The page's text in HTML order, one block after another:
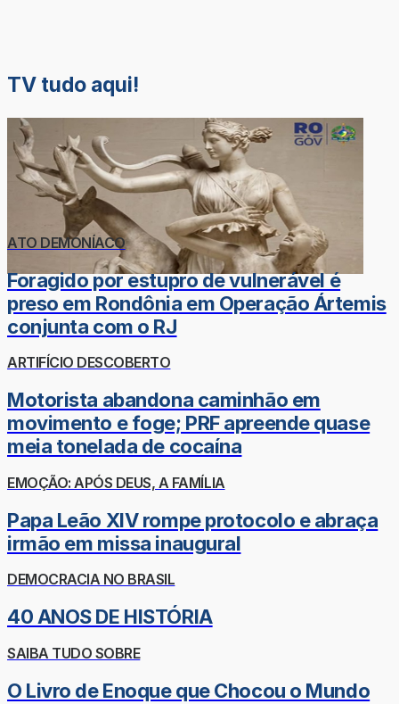
TV tudo aqui!
ATO DEMONÍACO
Foragido por estupro de vulnerável é
preso em Rondônia em Operação Ártemis
conjunta com o RJ
ARTIFÍCIO DESCOBERTO
Motorista abandona caminhão em
movimento e foge; PRF apreende quase
meia tonelada de cocaína
EMOÇÃO: APÓS DEUS, A FAMÍLIA
Papa Leão XIV rompe protocolo e abraça
irmão em missa inaugural
DEMOCRACIA NO BRASIL
40 ANOS DE HISTÓRIA
SAIBA TUDO SOBRE
O Livro de Enoque que Chocou o Mundo